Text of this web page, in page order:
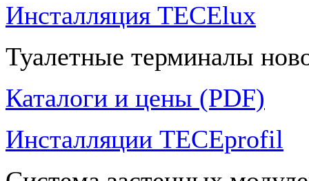
Инсталляция TECElux
Туалетные терминалы
Каталоги и цены (PDF)
Инсталляции TECEprofil